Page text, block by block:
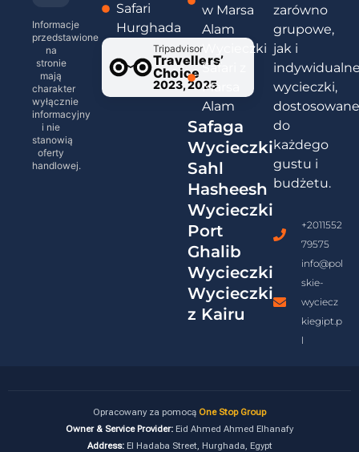
Informacje
przedstawione
na
stronie
mają
charakter
wyłącznie
informacyjny
i nie
stanowią
oferty
handlowej.
Safari
Hurghada
Tripadvisor
Travellers’
Choice
2023, 2025
w Marsa
Alam
Wycieczki
Safari z
Marsa
Alam
Safaga
Wycieczki
Sahl
Hasheesh
Wycieczki
Port
Ghalib
Wycieczki
Wycieczki
z Kairu
zarówno
grupowe,
jak i
wycieczki,
dostosowane
do
każdego
gustu i
budżetu.
+2011552
79575
info@pol
skie-
wyciecz
kiegipt.p
l
Opracowany za pomocą One Stop Group
Owner & Service Provider: Eid Ahmed Ahmed Elhanafy
Address:El Hadaba Street, Hurghada, Egypt